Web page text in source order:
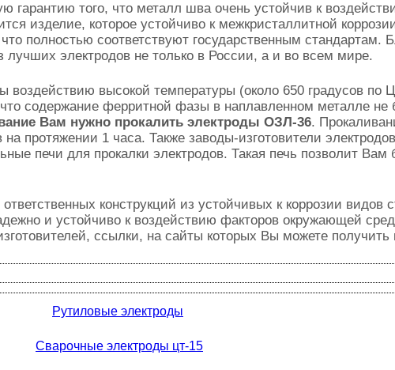
гарантию того, что металл шва очень устойчив к
изделие, которое устойчиво к межкристаллитной
полностью соответствуют государственным стандартам.
электродов не только в России, а и во всем мире.
высокой температуры (около 650 градусов по
содержание ферритной фазы в наплавленном металле не
Вам нужно прокалить электроды ОЗЛ-36.
на протяжении 1 часа. Также заводы-изготовители
печи для прокалки электродов. Такая печь позволит Вам
конструкций из устойчивых к коррозии видов
и устойчиво к воздействию факторов окружающей
ссылки, на сайты которых Вы можете получить
Рутиловые электроды
Сварочные электроды цт-15